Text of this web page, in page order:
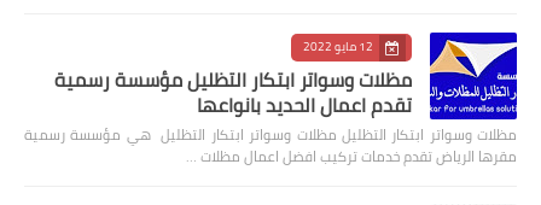
12 مايو 2022
مظلات وسواتر ابتكار التظليل مؤسسة رسمية
تقدم اعمال الحديد بانواعها
مظلات وسواتر ابتكار التظليل مظلات وسواتر ابتكار التظليل هي مؤسسة رسمية
مقرها الرياض تقدم خدمات تركيب افضل اعمال مظلات …